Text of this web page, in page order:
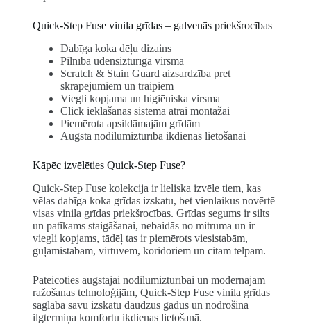
Quick-Step Fuse vinila grīdas – galvenās priekšrocības
Dabīga koka dēļu dizains
Pilnībā ūdensizturīga virsma
Scratch & Stain Guard aizsardzība pret
skrāpējumiem un traipiem
Viegli kopjama un higiēniska virsma
Click ieklāšanas sistēma ātrai montāžai
Piemērota apsildāmajām grīdām
Augsta nodilumizturība ikdienas lietošanai
Kāpēc izvēlēties Quick-Step Fuse?
Quick-Step Fuse kolekcija ir lieliska izvēle tiem, kas
vēlas dabīga koka grīdas izskatu, bet vienlaikus novērtē
visas vinila grīdas priekšrocības. Grīdas segums ir silts
un patīkams staigāšanai, nebaidās no mitruma un ir
viegli kopjams, tādēļ tas ir piemērots viesistabām,
guļamistabām, virtuvēm, koridoriem un citām telpām.
Pateicoties augstajai nodilumizturībai un modernajām
ražošanas tehnoloģijām, Quick-Step Fuse vinila grīdas
saglabā savu izskatu daudzus gadus un nodrošina
ilgtermiņa komfortu ikdienas lietošanā.